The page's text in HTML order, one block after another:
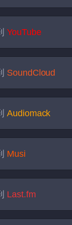
YouTube
SoundCloud
Audiomack
Musi
Last.fm